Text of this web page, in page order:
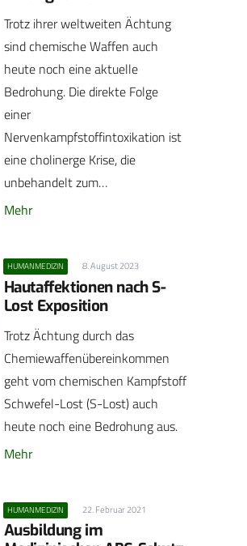
Trotz ihrer weltweiten Ächtung
sind chemische Waffen auch
heute noch eine aktuelle
Bedrohung. Die direkte Folge
einer
Nervenkampfstoffintoxikation ist
eine cholinerge Krise, die
unbehandelt zum…
Mehr
HUMANMEDIZIN 8. August 2023
Hautaffektionen nach S-
Lost Exposition
Trotz Ächtung durch das
Chemiewaffenübereinkommen
geht vom chemischen Kampfstoff
Schwefel-Lost (S-Lost) auch
heute noch eine Bedrohung aus.
Mehr
HUMANMEDIZIN 22. Februar 2021
Ausbildung im